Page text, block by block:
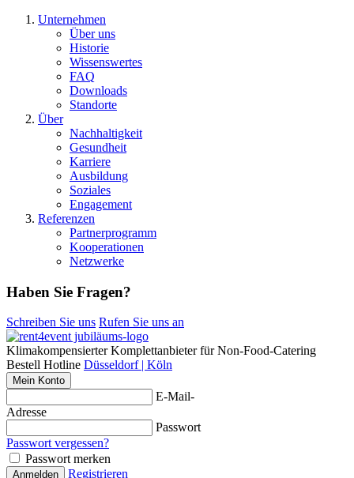
Unternehmen
Über uns
Historie
Wissenswertes
FAQ
Downloads
Standorte
Über
Nachhaltigkeit
Gesundheit
Karriere
Ausbildung
Soziales
Engagement
Referenzen
Partnerprogramm
Kooperationen
Netzwerke
Haben Sie Fragen?
Schreiben Sie uns Rufen Sie uns an
Klimakompensierter Komplettanbieter für Non-Food-Catering
Bestell Hotline Düsseldorf | Köln
Mein Konto
E-Mail-
Adresse
Passwort
Passwort vergessen?
Passwort merken
Anmelden Registrieren